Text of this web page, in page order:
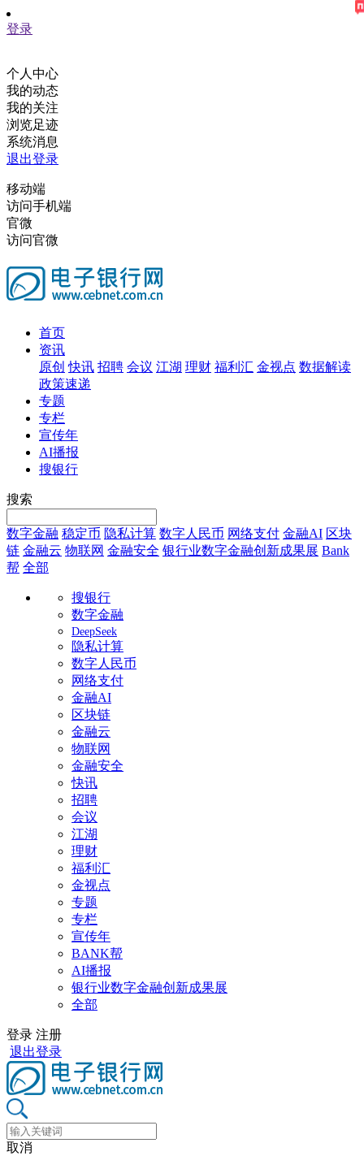
登录
个人中心
我的动态
我的关注
浏览足迹
系统消息
退出登录
移动端
访问手机端
官微
访问官微
首页
资讯
原创 快讯 招聘 会议 江湖 理财 福利汇 金视点 数据解读
政策速递
专题
专栏
宣传年
AI播报
搜银行
搜索
数字金融 稳定币 隐私计算 数字人民币 网络支付 金融AI 区块
链 金融云 物联网 金融安全 银行业数字金融创新成果展 Bank
帮 全部
搜银行
数字金融
DeepSeek
隐私计算
数字人民币
网络支付
金融AI
区块链
金融云
物联网
金融安全
快讯
招聘
会议
江湖
理财
福利汇
金视点
专题
专栏
宣传年
BANK帮
AI播报
银行业数字金融创新成果展
全部
登录 注册
退出登录
取消